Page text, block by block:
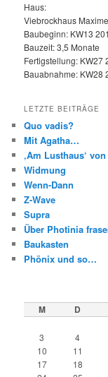
Haus:
Viebrockhaus
Baubeginn: KW13
Bauzeit: 3,5 Monate
Fertigstellung: KW27
Bauabnahme: KW28
LETZTE BEITRÄGE
Quo vadis?
Mit Agatha…
‚Am Lusthaus‘
Widmung
Wenn-Dann
Z-Wave
Supra
Über Photinia
Baukasten
Phönix und so…
M D
3
4
10
11
17
18